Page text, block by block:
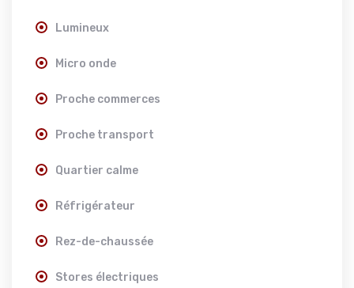
Lumineux
Micro onde
Proche commerces
Proche transport
Quartier calme
Réfrigérateur
Rez-de-chaussée
Stores électriques